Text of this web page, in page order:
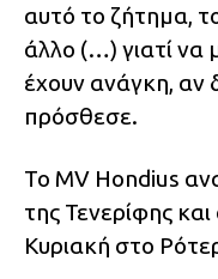
αυτό το ζήτημα,
άλλο (…) γιατί να
έχουν ανάγκη, αν
πρόσθεσε.
Το MV Hondius
της Τενερίφης
Κυριακή στο